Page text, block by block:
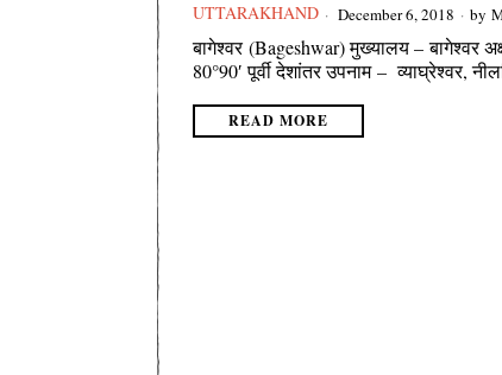
UTTARAKHAND December 6, 2018 by
बागेश्वर (Bageshwar) मुख्यालय – बागेश्वर
80°90′ पूर्वी देशांतर उपनाम – व्याघ्रेश्वर,
READ MORE